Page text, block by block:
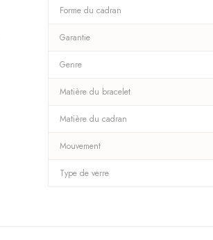
Forme du cadran
Garantie
Genre
Matière du bracelet
Matière du cadran
Mouvement
Type de verre